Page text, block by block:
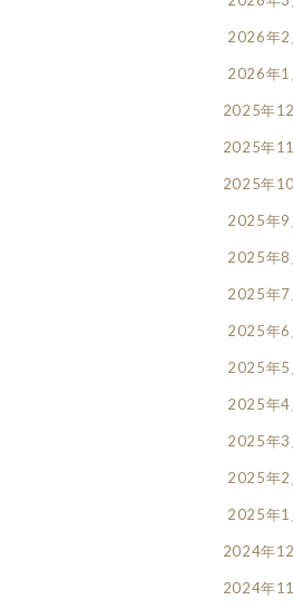
2026年2
2026年1
2025年
2025年
2025年
2025年9
2025年8
2025年7
2025年6
2025年5
2025年4
2025年3
2025年2
2025年1
2024年
2024年